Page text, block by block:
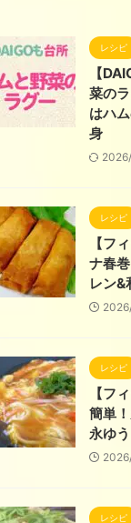
レシピ
【
菜の
はハ
身
レシピ
【フ
ナ春
レン&
レシピ
【フ
簡単
永ゆ
レシピ